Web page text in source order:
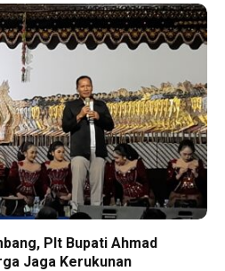
Plt Bupati Ahmad
Jaga Kerukunan